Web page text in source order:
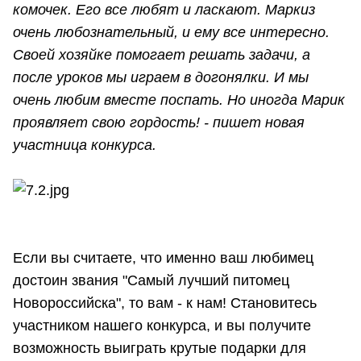
комочек. Его все любят и ласкают. Маркиз
очень любознательный, и ему все интересно.
Своей хозяйке помогает решать задачи, а
после уроков мы играем в догонялки. И мы
очень любим вместе поспать. Но иногда Марик
проявляет свою гордость! - пишет новая
участница конкурса.
Если вы считаете, что именно ваш любимец
достоин звания "Самый лучший питомец
Новороссийска", то вам - к нам! Становитесь
участником нашего конкурса, и вы получите
возможность выиграть крутые подарки для